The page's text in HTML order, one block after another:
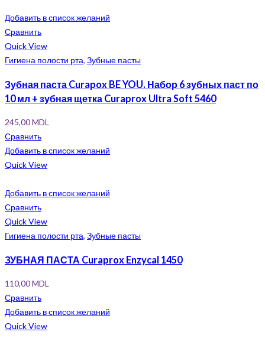
Добавить в список желаний
Сравнить
Quick View
Гигиена полости рта, Зубные пасты
Зубная паста Curapox BE YOU. Набор 6 зубных паст по
10 мл + зубная щетка Curaprox Ultra Soft 5460
245,00MDL
Сравнить
Добавить в список желаний
Quick View
Добавить в список желаний
Сравнить
Quick View
Гигиена полости рта, Зубные пасты
ЗУБНАЯ ПАСТА Curaprox Enzycal 1450
110,00MDL
Сравнить
Добавить в список желаний
Quick View